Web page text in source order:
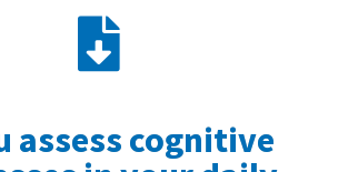
assess cognitive